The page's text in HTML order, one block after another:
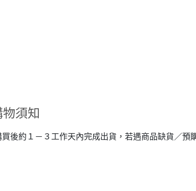
須知
後約１－３工作天內完成出貨，若遇商品缺貨／預